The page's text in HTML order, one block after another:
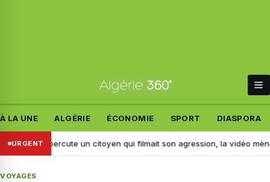
À LA UNE ALGÉRIE ÉCONOMIE SPORT DIASPORA
URGENT
il percute un citoyen qui filmait son agression, la vidéo mène à son
VOYAGES